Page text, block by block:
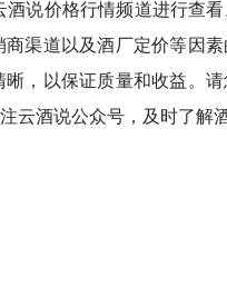
说价格行情频道进行查
渠道以及酒厂定价等因
，以保证质量和收益。
酒说公众号，及时了解